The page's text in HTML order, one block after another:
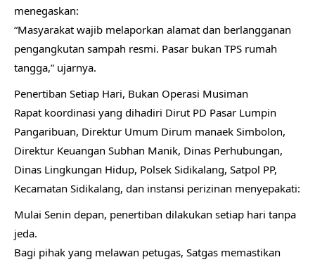
menegaskan:
“Masyarakat wajib melaporkan alamat dan berlangganan
pengangkutan sampah resmi. Pasar bukan TPS rumah
tangga,” ujarnya.
Penertiban Setiap Hari, Bukan Operasi Musiman
Rapat koordinasi yang dihadiri Dirut PD Pasar Lumpin
Pangaribuan, Direktur Umum Dirum manaek Simbolon,
Direktur Keuangan Subhan Manik, Dinas Perhubungan,
Dinas Lingkungan Hidup, Polsek Sidikalang, Satpol PP,
Kecamatan Sidikalang, dan instansi perizinan menyepakati:
Mulai Senin depan, penertiban dilakukan setiap hari tanpa
jeda.
Bagi pihak yang melawan petugas, Satgas memastikan